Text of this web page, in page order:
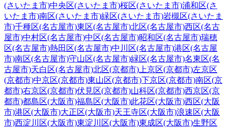
(さいたま市)中央区(さいたま市)桜区(さいたま市)浦和区(さ
いたま市)南区(さいたま市)緑区(さいたま市)岩槻区(さいたま
市)千種区(名古屋市)東区(名古屋市)北区(名古屋市)西区(名古
屋市)中村区(名古屋市)中区(名古屋市)昭和区(名古屋市)瑞穂
区(名古屋市)熱田区(名古屋市)中川区(名古屋市)港区(名古屋
市)南区(名古屋市)守山区(名古屋市)緑区(名古屋市)名東区(名
古屋市)天白区(名古屋市)北区(京都市) 上京区(京都市)左京区
(京都市)中京区(京都市)東山区(京都市)下京区(京都市)南区(京
都市)右京区(京都市)伏見区(京都市)山科区(京都市)西京区(京
都市)都島区(大阪市)福島区(大阪市)此花区(大阪市)西区(大阪
市)港区(大阪市)大正区(大阪市)天王寺区(大阪市)浪速区(大阪
市)西淀川区(大阪市)東淀川区(大阪市)東成区(大阪市)生野区